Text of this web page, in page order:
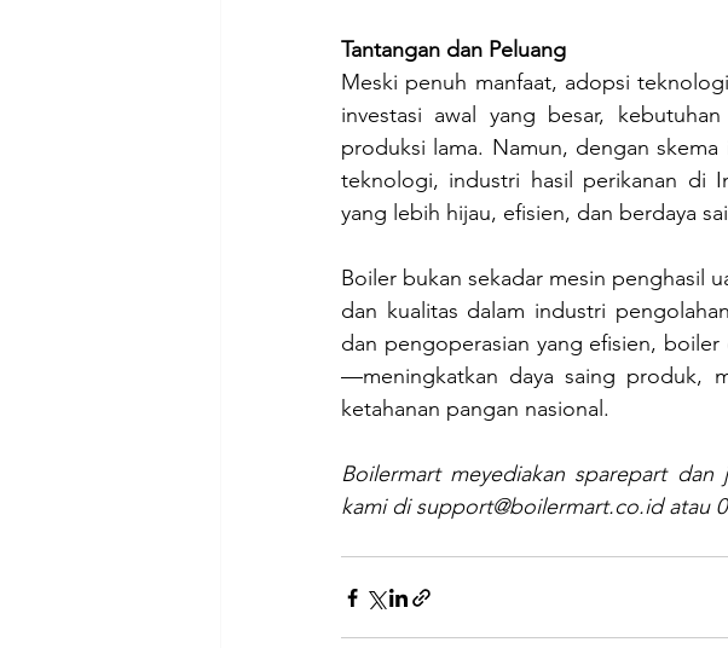
Tantangan dan Peluang
Meski penuh manfaat, adopsi
investasi awal yang besar,
produksi lama. Namun, dengan
teknologi, industri hasil perikanan di
yang lebih hijau, efisien, dan berdaya
Boiler bukan sekadar mesin penghasil
dan kualitas dalam industri
dan pengoperasian yang efisien,
—meningkatkan daya saing produk,
ketahanan pangan nasional.
Boilermart meyediakan sparepart
kami di support@boilermart.co.id atau